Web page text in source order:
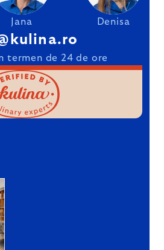
Jana Denisa
termen de 24 de ore